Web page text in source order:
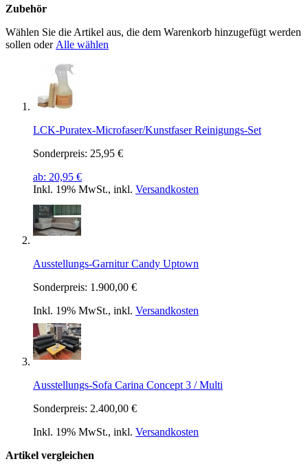
Zubehör
Wählen Sie die Artikel aus, die dem Warenkorb hinzugefügt werden
sollen oder Alle wählen
LCK-Puratex-Microfaser/Kunstfaser Reinigungs-Set
Sonderpreis: 25,95 €
ab: 20,95 €
Inkl. 19% MwSt., inkl. Versandkosten
Ausstellungs-Garnitur Candy Uptown
Sonderpreis: 1.900,00 €
Inkl. 19% MwSt., inkl. Versandkosten
Ausstellungs-Sofa Carina Concept 3 / Multi
Sonderpreis: 2.400,00 €
Inkl. 19% MwSt., inkl. Versandkosten
Artikel vergleichen